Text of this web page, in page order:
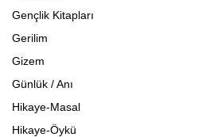
Gençlik Kitapları
Gerilim
Gizem
Günlük / Anı
Hikaye-Masal
Hikaye-Öykü